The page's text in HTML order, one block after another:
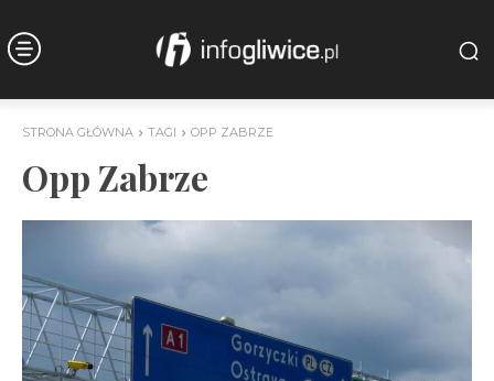
STRONA GŁÓWNA TAGI OPP ZABRZE
Opp Zabrze